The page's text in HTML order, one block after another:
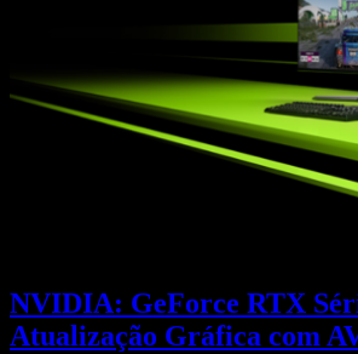
NVIDIA: GeForce RTX
Atualização Gráfica com